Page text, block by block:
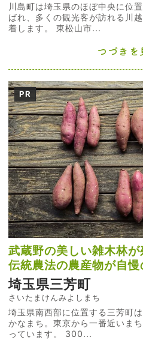
川島町は埼玉県のほぼ中央に位
ばれ、多くの観光客が訪れる川
着します。 東松山市...
つづきを
PR
武蔵野の美しい雑木林が
伝統農法の農産物が自慢
埼玉県三芳町
さいたまけんみよしまち
埼玉県南西部に位置する三芳町
かなまち。東京から一番近いま
っています。 300...